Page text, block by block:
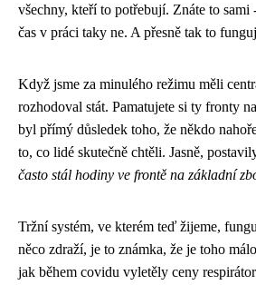
všechny, kteří to potřebují. Znáte to
čas v práci taky ne. A přesně tak to
Když jsme za minulého režimu měli
rozhodoval stát. Pamatujete si ty fronty
byl přímý důsledek toho, že někdo
to, co lidé skutečně chtěli. Jasně,
často stál hodiny ve frontě na základní
Tržní systém, ve kterém teď žijeme,
něco zdraží, je to známka, že je toho
jak během covidu vyletěly ceny